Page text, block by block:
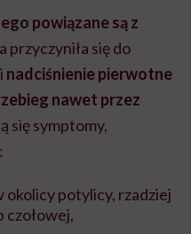
powiązane są z
przyczyniła się do
nadciśnienie pierwotne
nawet przez
się symptomy,
okolicy potylicy, rzadziej
czołowej,